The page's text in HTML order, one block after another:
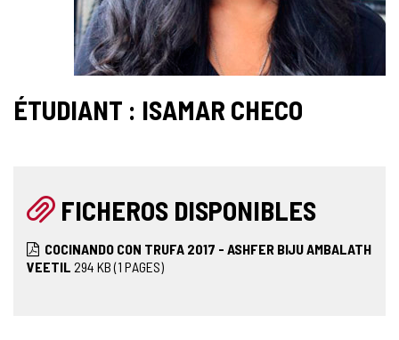
ÉTUDIANT : ISAMAR CHECO
FICHEROS DISPONIBLES
COCINANDO CON TRUFA 2017 - ASHFER BIJU AMBALATH
VEETIL 294 KB(1 PAGES)